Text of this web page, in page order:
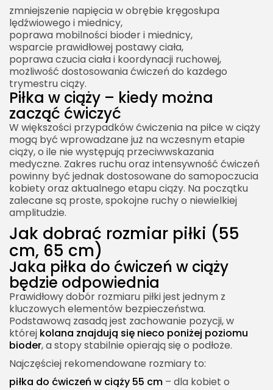
zmniejszenie napięcia w obrębie kręgosłupa
lędźwiowego i miednicy,
poprawa mobilności bioder i miednicy,
wsparcie prawidłowej postawy ciała,
poprawa czucia ciała i koordynacji ruchowej,
możliwość dostosowania ćwiczeń do każdego
trymestru ciąży.
Piłka w ciąży – kiedy można
zacząć ćwiczyć
W większości przypadków ćwiczenia na piłce w ciąży
mogą być wprowadzane już na wczesnym etapie
ciąży, o ile nie występują przeciwwskazania
medyczne. Zakres ruchu oraz intensywność ćwiczeń
powinny być jednak dostosowane do samopoczucia
kobiety oraz aktualnego etapu ciąży. Na początku
zalecane są proste, spokojne ruchy o niewielkiej
amplitudzie.
Jak dobrać rozmiar piłki (55
cm, 65 cm)
Jaka piłka do ćwiczeń w ciąży
będzie odpowiednia
Prawidłowy dobór rozmiaru piłki jest jednym z
kluczowych elementów bezpieczeństwa.
Podstawową zasadą jest zachowanie pozycji, w
której kolana znajdują się nieco poniżej poziomu
bioder, a stopy stabilnie opierają się o podłoże.
Najczęściej rekomendowane rozmiary to:
piłka do ćwiczeń w ciąży 55 cm – dla kobiet o